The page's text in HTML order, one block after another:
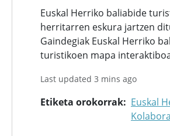
Euskal Herriko baliabide
herritarren eskura jartzen
Gaindegiak Euskal Herriko
turistikoen mapa
Last updated 3 mins ago
Etiketa orokorrak
Euskal